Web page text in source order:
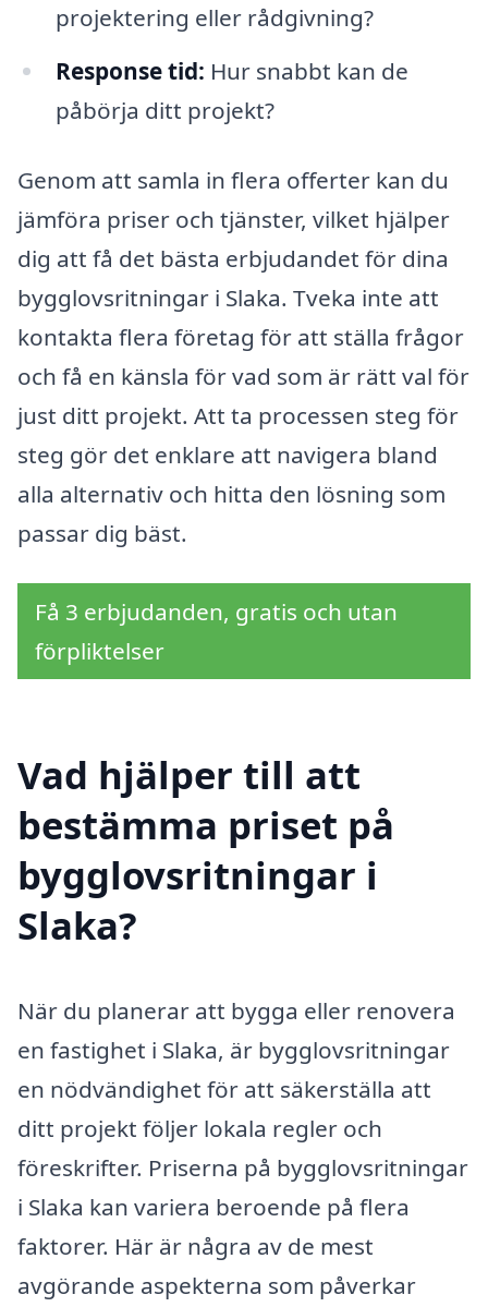
projektering eller rådgivning?
Response tid: Hur snabbt kan de
påbörja ditt projekt?
Genom att samla in flera offerter kan du
jämföra priser och tjänster, vilket hjälper
dig att få det bästa erbjudandet för dina
bygglovsritningar i Slaka. Tveka inte att
kontakta flera företag för att ställa frågor
och få en känsla för vad som är rätt val för
just ditt projekt. Att ta processen steg för
steg gör det enklare att navigera bland
alla alternativ och hitta den lösning som
passar dig bäst.
Få 3 erbjudanden, gratis och utan
förpliktelser
Vad hjälper till att
bestämma priset på
bygglovsritningar i
Slaka?
När du planerar att bygga eller renovera
en fastighet i Slaka, är bygglovsritningar
en nödvändighet för att säkerställa att
ditt projekt följer lokala regler och
föreskrifter. Priserna på bygglovsritningar
i Slaka kan variera beroende på flera
faktorer. Här är några av de mest
avgörande aspekterna som påverkar